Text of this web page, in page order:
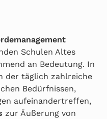
Schulen Altes
an Bedeutung. In
der täglich zahlreiche
Bedürfnissen,
aufeinandertreffen,
zur Äußerung von